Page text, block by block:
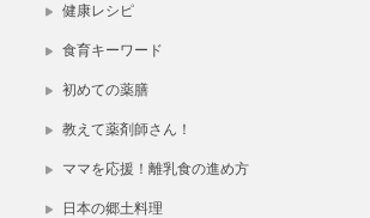
健康レシピ
食育キーワード
初めての薬膳
教えて薬剤師さん！
ママを応援！離乳食の進め方
日本の郷土料理